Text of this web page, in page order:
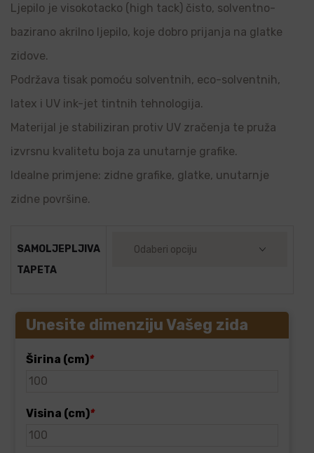
Ljepilo je visokotacko (high tack) čisto, solventno-
bazirano akrilno ljepilo, koje dobro prijanja na glatke
zidove.
Podržava tisak pomoću solventnih, eco-solventnih,
latex i UV ink-jet tintnih tehnologija.
Materijal je stabiliziran protiv UV zračenja te pruža
izvrsnu kvalitetu boja za unutarnje grafike.
Idealne primjene: zidne grafike, glatke, unutarnje
zidne površine.
SAMOLJEPLJIVA
TAPETA
Unesite dimenziju Vašeg zida
Širina (cm)*
Visina (cm)*